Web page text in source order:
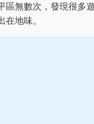
無數次，發現很多
地味。